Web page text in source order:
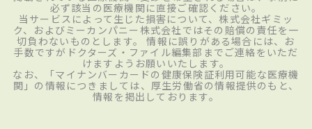
必ず該当の医療機関に直接ご確認ください。
当サービスによって生じた損害について、株式会社ギミッ
ク、およびミーカンパニー株式会社ではその賠償の責任を一
切負わないものとします。 情報に誤りがある場合には、お
手数ですがドクターズ・ファイル編集部までご連絡をいただ
けますようお願いいたします。
なお、「マイナンバーカードの健康保険証利用可能な医療機
関」の情報につきましては、厚生労働省の情報提供のもと、
情報を掲出しております。